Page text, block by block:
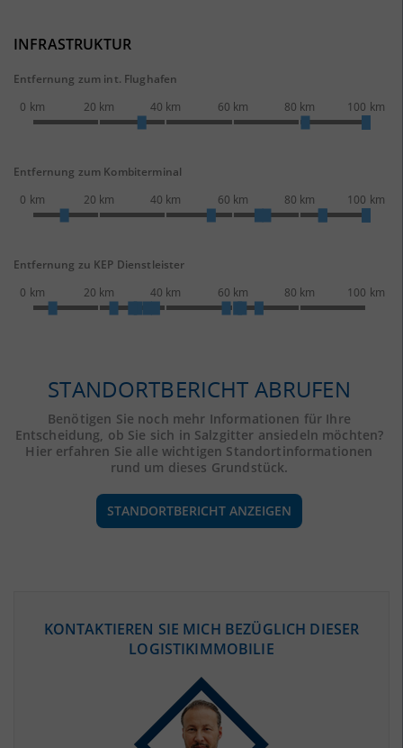
INFRASTRUKTUR
Entfernung zum int. Flughafen
0 km
20 km 40 km 60 km 80 km 100 km
Entfernung zum Kombiterminal
0 km
20 km 40 km 60 km 80 km 100 km
Entfernung zu KEP Dienstleister
0 km
20 km 40 km 60 km 80 km 100 km
STANDORTBERICHT ABRUFEN
Benötigen Sie noch mehr Informationen für Ihre
Entscheidung, ob Sie sich in Salzgitter ansiedeln möchten?
Hier erfahren Sie alle wichtigen Standortinformationen
rund um dieses Grundstück.
STANDORTBERICHT ANZEIGEN
(STAND: 12/2019)
KONTAKTIEREN SIE MICH BEZÜGLICH DIESER
LOGISTIKIMMOBILIE